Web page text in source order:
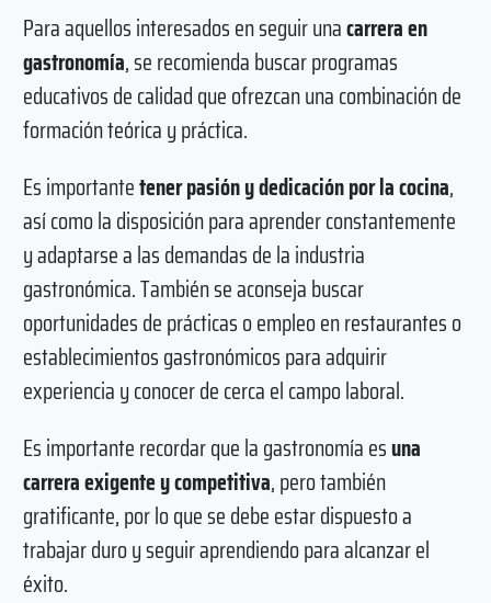
Para aquellos interesados en seguir unacarrera en
gastronomía, se recomienda buscar programas
educativos de calidad que ofrezcan una combinación de
formación teórica y práctica.
Es importantetener pasión y dedicación por la cocina,
así como la disposición para aprender constantemente
y adaptarse a las demandas de la industria
gastronómica. También se aconseja buscar
oportunidades de prácticas o empleo en restaurantes o
establecimientos gastronómicos para adquirir
experiencia y conocer de cerca el campo laboral.
Es importante recordar que la gastronomía esuna
carrera exigente y competitiva, pero también
gratificante, por lo que se debe estar dispuesto a
trabajar duro y seguir aprendiendo para alcanzar el
éxito.